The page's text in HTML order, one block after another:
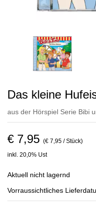
Das kleine
aus der Hörspiel Serie Bibi
€ 7,95 (€ 7,95 / Stück)
inkl. 20,0% Ust
Aktuell nicht lagernd
Vorraussichtliches